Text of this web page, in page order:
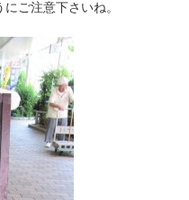
ご注意下さいね。